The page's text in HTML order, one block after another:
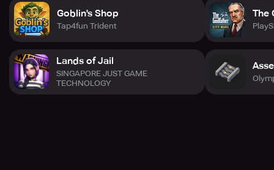
Goblin's Shop
Tap4fun Trident
Lands of Jail
SINGAPORE JUST GAME
TECHNOLOGY
The